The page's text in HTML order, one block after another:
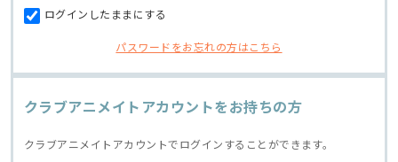
ログインしたままにする
パスワードをお忘れの方はこちら
クラブアニメイトアカウントをお持ちの方
クラブアニメイトアカウントでログインすることができます。